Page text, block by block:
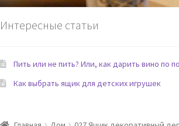
Интересные статьи
Пить или не пить? Или, как дарить вино по
Как выбрать ящик для детских игрушек